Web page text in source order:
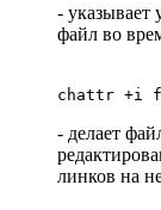
- указывает
файл во
chattr +i
- делает
линков на